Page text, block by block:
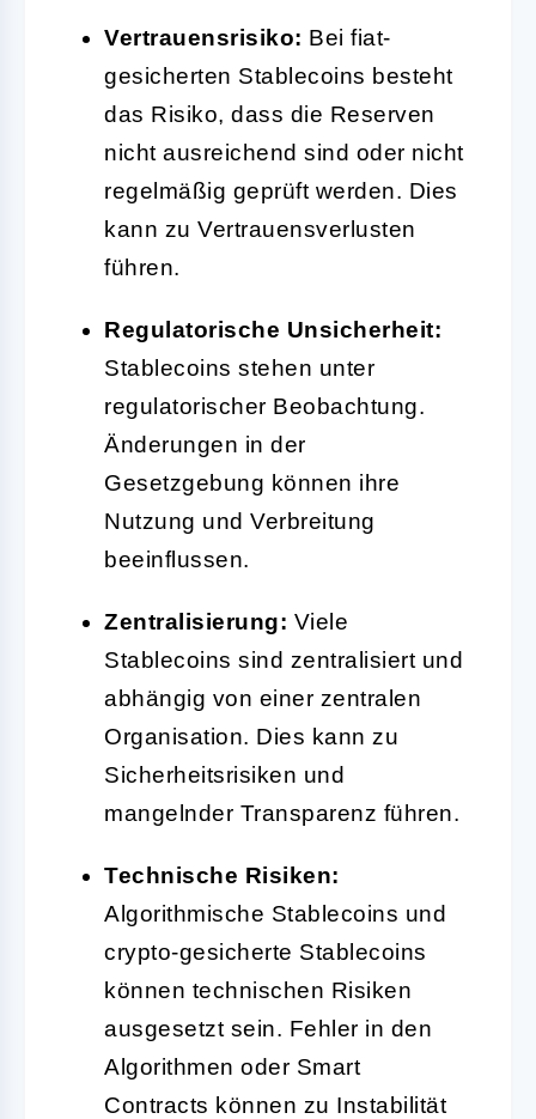
Vertrauensrisiko: Bei fiat-
gesicherten Stablecoins besteht
das Risiko, dass die Reserven
nicht ausreichend sind oder nicht
regelmäßig geprüft werden. Dies
kann zu Vertrauensverlusten
führen.
Regulatorische Unsicherheit:
Stablecoins stehen unter
regulatorischer Beobachtung.
Änderungen in der
Gesetzgebung können ihre
Nutzung und Verbreitung
beeinflussen.
Zentralisierung: Viele
Stablecoins sind zentralisiert und
abhängig von einer zentralen
Organisation. Dies kann zu
Sicherheitsrisiken und
mangelnder Transparenz führen.
Technische Risiken:
Algorithmische Stablecoins und
crypto-gesicherte Stablecoins
können technischen Risiken
ausgesetzt sein. Fehler in den
Algorithmen oder Smart
Contracts können zu Instabilität